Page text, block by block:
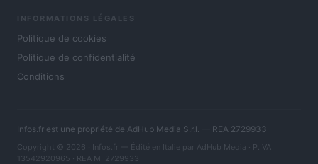
INFORMATIONS LÉGALES
Politique de cookies
Politique de confidentialité
Conditions
Infos.fr est une propriété de AdHub Media S.r.l. — REA 2729933
Copyright © 2026 · Infos.fr — Édité en Italie par AdHub Media · P.IVA
13542920965 · REA MI 2729933